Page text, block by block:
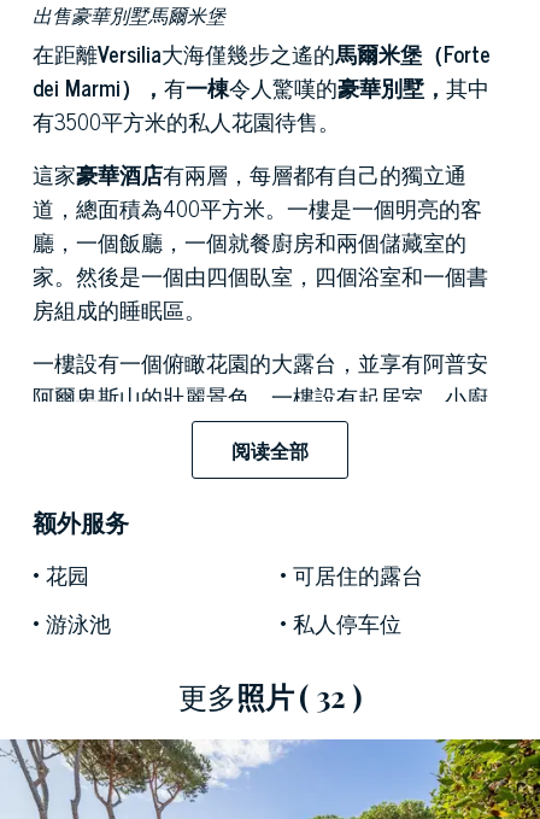
出售豪華別墅馬爾米堡
在距離Versilia大海僅幾步之遙的馬爾米堡（Forte
dei Marmi）， 有一棟令人驚嘆的豪華別墅， 其中
有3500平方米的私人花園待售。
這家豪華酒店有兩層，每層都有自己的獨立通
道，總面積為400平方米。一樓是一個明亮的客
廳，一個飯廳，一個就餐廚房和兩個儲藏室的
家。然後是一個由四個臥室，四個浴室和一個書
房組成的睡眠區。
一樓設有一個俯瞰花園的大露台，並享有阿普安
阿爾卑斯山的壯麗景色，一樓設有起居室，小廚
房，兩間臥室和一間浴室。值得一提的是，這個
擁有非常精緻的表面處理效果，並結
米的迷人英式花園，並設有美麗的游泳池：是與
好夥伴度過快樂時光的理想場所。
海僅幾步之遙的獨特位置，而且還擁有大量美麗
的景色，並由於其高大的樹籬而確保了隱私。
阅读全部
额外服务
花园
可居住的露台
游泳池
私人停车位
更多照片( 32 )